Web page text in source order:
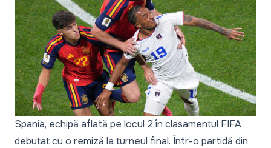
Spania, echipă aflată pe locul 2 în clasamentul FIFA
debutat cu o remiză la turneul final. Într-o partidă din